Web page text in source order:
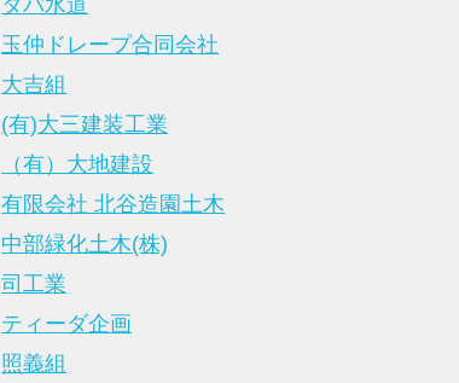
タバ水道
玉仲ドレープ合同会社
大吉組
(有)大三建装工業
（有）大地建設
有限会社 北谷造園土木
中部緑化土木(株)
司工業
ティーダ企画
照義組